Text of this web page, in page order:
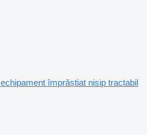
echipament împrăștiat nisip tractabil